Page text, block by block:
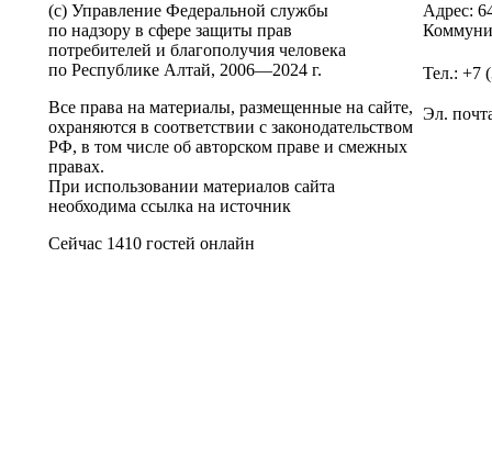
(c) Управление Федеральной службы
по надзору в сфере защиты прав
потребителей и благополучия человека
по Республике Алтай, 2006—2024 г.
Все права на материалы, размещенные на сайте,
охраняются в соответствии с законодательством
РФ, в том числе об авторском праве и смежных
правах.
При использовании материалов сайта
необходима ссылка на источник
Сейчас 1410 гостей онлайн
Адрес:
Тел.: +7
Эл.